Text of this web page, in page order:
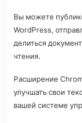
Вы можете
WordPress,
делиться
чтения.
Расширение
улучшать свои
вашей системе